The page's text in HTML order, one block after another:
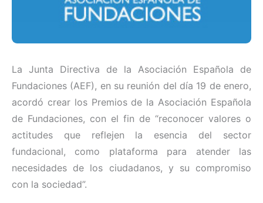
La Junta Directiva de la Asociación Española de
Fundaciones (AEF), en su reunión del día 19 de enero,
acordó crear los Premios de la Asociación Española
de Fundaciones, con el fin de “reconocer valores o
actitudes que reflejen la esencia del sector
fundacional, como plataforma para atender las
necesidades de los ciudadanos, y su compromiso
con la sociedad”.